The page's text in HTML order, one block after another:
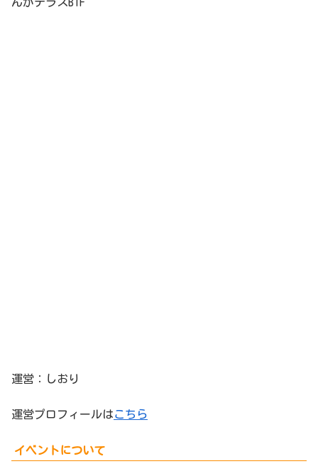
んがテラスB1F
運営：しおり
運営プロフィールはこちら
イベントについて